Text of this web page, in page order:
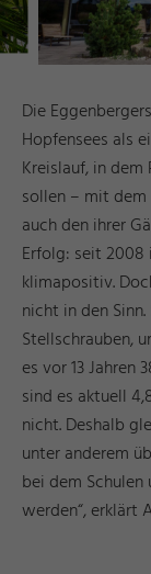
Die
Hopfensees als
Kreislauf, in
sollen – mit dem
auch den ihrer
Erfolg: seit 2008
klimapositiv.
nicht in den
Stellschrauben,
es vor 13 Jahren
sind es aktuell
nicht. Deshalb
unter anderem
bei dem
werden“, erklärt